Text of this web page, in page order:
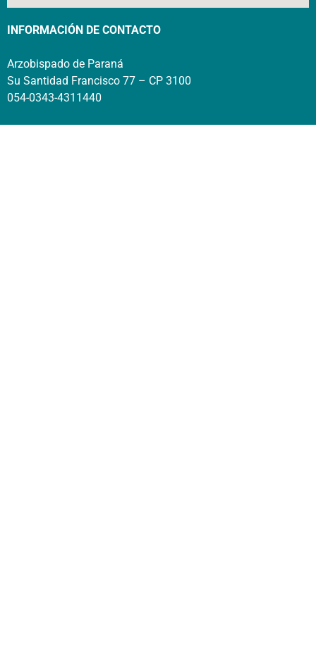
INFORMACIÓN DE CONTACTO
Arzobispado de Paraná
Su Santidad Francisco 77 – CP 3100
054-0343-4311440